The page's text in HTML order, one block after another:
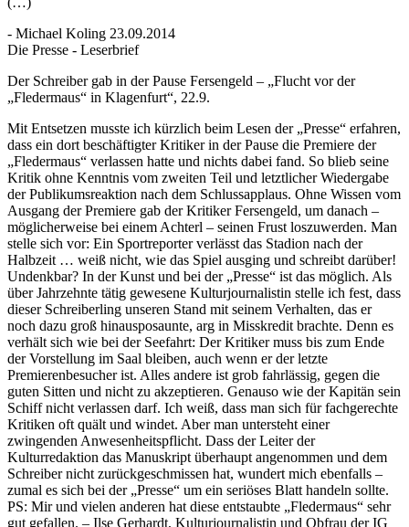
- Michael Koling 23.09.2014
Die Presse - Leserbrief
Der Schreiber gab in der Pause Fersengeld – „Flucht vor der
„Fledermaus“ in Klagenfurt“, 22.9.
Mit Entsetzen musste ich kürzlich beim Lesen der „Presse“ erfahren,
dass ein dort beschäftigter Kritiker in der Pause die Premiere der
„Fledermaus“ verlassen hatte und nichts dabei fand. So blieb seine
Kritik ohne Kenntnis vom zweiten Teil und letztlicher Wiedergabe
der Publikumsreaktion nach dem Schlussapplaus. Ohne Wissen vom
Ausgang der Premiere gab der Kritiker Fersengeld, um danach –
möglicherweise bei einem Achterl – seinen Frust loszuwerden. Man
stelle sich vor: Ein Sportreporter verlässt das Stadion nach der
Halbzeit … weiß nicht, wie das Spiel ausging und schreibt darüber!
Undenkbar? In der Kunst und bei der „Presse“ ist das möglich. Als
über Jahrzehnte tätig gewesene Kulturjournalistin stelle ich fest, dass
dieser Schreiberling unseren Stand mit seinem Verhalten, das er
noch dazu groß hinausposaunte, arg in Misskredit brachte. Denn es
verhält sich wie bei der Seefahrt: Der Kritiker muss bis zum Ende
der Vorstellung im Saal bleiben, auch wenn er der letzte
Premierenbesucher ist. Alles andere ist grob fahrlässig, gegen die
guten Sitten und nicht zu akzeptieren. Genauso wie der Kapitän sein
Schiff nicht verlassen darf. Ich weiß, dass man sich für fachgerechte
Kritiken oft quält und windet. Aber man untersteht einer
zwingenden Anwesenheitspflicht. Dass der Leiter der
Kulturredaktion das Manuskript überhaupt angenommen und dem
Schreiber nicht zurückgeschmissen hat, wundert mich ebenfalls –
zumal es sich bei der „Presse“ um ein seriöses Blatt handeln sollte.
PS: Mir und vielen anderen hat diese entstaubte „Fledermaus“ sehr
gut gefallen. – Ilse Gerhardt, Kulturjournalistin und Obfrau der IG